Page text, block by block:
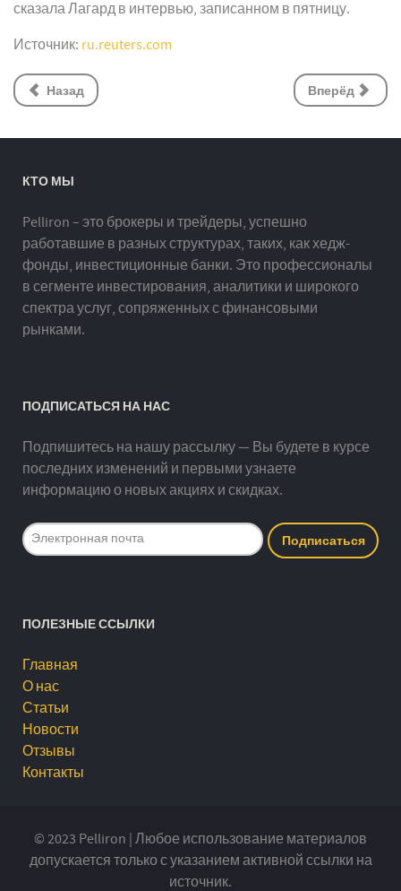
сказала Лагард в интервью, записанном в пятницу.
Источник: ru.reuters.com
Назад Вперёд
КТО МЫ
Pelliron – это брокеры и трейдеры, успешно
работавшие в разных структурах, таких, как хедж-
фонды, инвестиционные банки. Это профессионалы
в сегменте инвестирования, аналитики и широкого
спектра услуг, сопряженных с финансовыми
рынками.
ПОДПИСАТЬСЯ НА НАС
Подпишитесь на нашу рассылку — Вы будете в курсе
последних изменений и первыми узнаете
информацию о новых акциях и скидках.
ПОЛЕЗНЫЕ ССЫЛКИ
Главная
О нас
Статьи
Новости
Отзывы
Контакты
© 2023 Pelliron | Любое использование материалов
допускается только с указанием активной ссылки на
источник.